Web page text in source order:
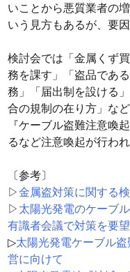
いことから悪質業者の
いう見方もあるが、要
検討会では「金属くず
務を課す」「盗品であ
務」「届出制を設ける
合の規制の在り方」な
『ケーブル盗難注意喚
るなど注意喚起が行われ
〔参考〕
▷金属盗対策に関する
▷ 太陽光発電のケーブ
有識者会議で対策を要望
▷太陽光発電ケーブル
営に向けて